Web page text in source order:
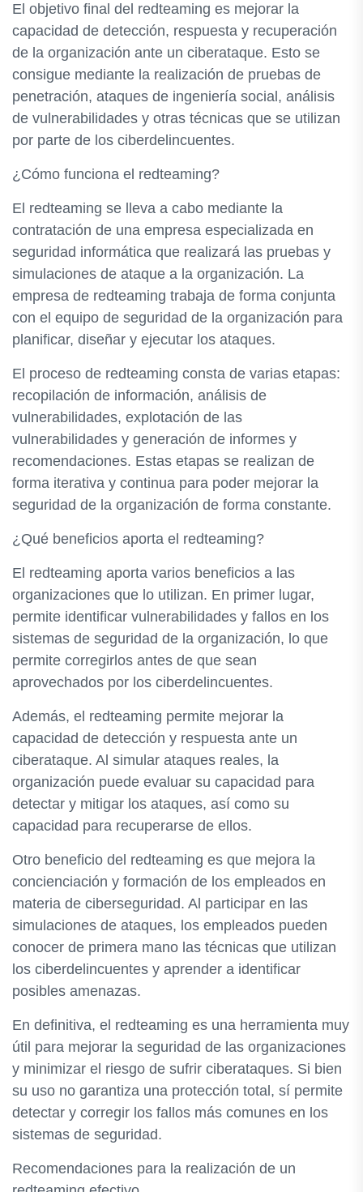
El objetivo final del redteaming es mejorar la
capacidad de detección, respuesta y recuperación
de la organización ante un ciberataque. Esto se
consigue mediante la realización de pruebas de
penetración, ataques de ingeniería social, análisis
de vulnerabilidades y otras técnicas que se utilizan
por parte de los ciberdelincuentes.
¿Cómo funciona el redteaming?
El redteaming se lleva a cabo mediante la
contratación de una empresa especializada en
seguridad informática que realizará las pruebas y
simulaciones de ataque a la organización. La
empresa de redteaming trabaja de forma conjunta
con el equipo de seguridad de la organización para
planificar, diseñar y ejecutar los ataques.
El proceso de redteaming consta de varias etapas:
recopilación de información, análisis de
vulnerabilidades, explotación de las
vulnerabilidades y generación de informes y
recomendaciones. Estas etapas se realizan de
forma iterativa y continua para poder mejorar la
seguridad de la organización de forma constante.
¿Qué beneficios aporta el redteaming?
El redteaming aporta varios beneficios a las
organizaciones que lo utilizan. En primer lugar,
permite identificar vulnerabilidades y fallos en los
sistemas de seguridad de la organización, lo que
permite corregirlos antes de que sean
aprovechados por los ciberdelincuentes.
Además, el redteaming permite mejorar la
capacidad de detección y respuesta ante un
ciberataque. Al simular ataques reales, la
organización puede evaluar su capacidad para
detectar y mitigar los ataques, así como su
capacidad para recuperarse de ellos.
Otro beneficio del redteaming es que mejora la
concienciación y formación de los empleados en
materia de ciberseguridad. Al participar en las
simulaciones de ataques, los empleados pueden
conocer de primera mano las técnicas que utilizan
los ciberdelincuentes y aprender a identificar
posibles amenazas.
En definitiva, el redteaming es una herramienta muy
útil para mejorar la seguridad de las organizaciones
y minimizar el riesgo de sufrir ciberataques. Si bien
su uso no garantiza una protección total, sí permite
detectar y corregir los fallos más comunes en los
sistemas de seguridad.
Recomendaciones para la realización de un